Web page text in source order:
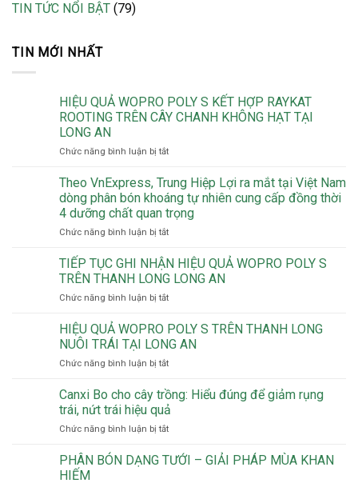
TIN TỨC NỔI BẬT (79)
TIN MỚI NHẤT
HIỆU QUẢ WOPRO POLY S KẾT HỢP RAYKAT
ROOTING TRÊN CÂY CHANH KHÔNG HẠT TẠI
LONG AN
Chức năng bình luận bị tắtở
QUẢ
WOPRO
POLY
S
KẾT
RAYKAT
ROOTING
TRÊN
CÂY
KHÔNG
HẠT
LONG
Theo VnExpress, Trung Hiệp Lợi ra mắt tại Việt Nam
dòng phân bón khoáng tự nhiên cung cấp đồng thời
4 dưỡng chất quan trọng
Chức năng bình luận bị tắtở
VnExpress,
Trung
Hiệp
Lợi
mắt
tại
Nam
phân
bón
tự
cung
TIẾP TỤC GHI NHẬN HIỆU QUẢ WOPRO POLY S
TRÊN THANH LONG LONG AN
Chức năng bình luận bị tắtở
TỤC
GHI
NHẬN
HIỆU
WOPRO
POLY
TRÊN
LONG
HIỆU QUẢ WOPRO POLY S TRÊN THANH LONG
NUÔI TRÁI TẠI LONG AN
Chức năng bình luận bị tắtở
QUẢ
WOPRO
POLY
S
THANH
Canxi Bo cho cây trồng: Hiểu đúng để giảm rụng
trái, nứt trái hiệu quả
Chức năng bình luận bị tắtở
Bo
cho
PHÂN BÓN DẠNG TƯỚI – GIẢI PHÁP MÙA KHAN
HIẾM